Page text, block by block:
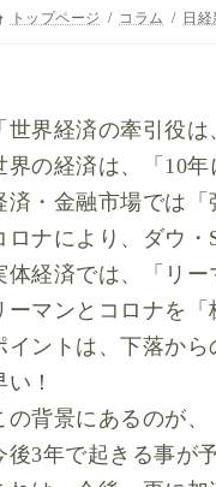
トップページ コラム 日
「世界経済の牽引役は
界の経済は、「10年
済・金融市場では「
ロナにより、ダウ・
体経済では、「リー
ーマンとコロナを
イントは、下落か
い！
の背景にあるのが、
後3年で起きる事が